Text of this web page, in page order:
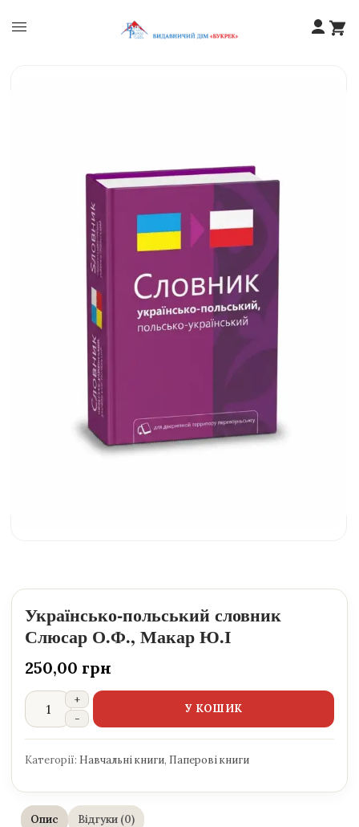
Українсько-польський словник
Слюсар О.Ф., Макар Ю.І
250,00 грн
У КОШИК
Категорії: Навчальні книги, Паперові книги
Опис Відгуки (0)